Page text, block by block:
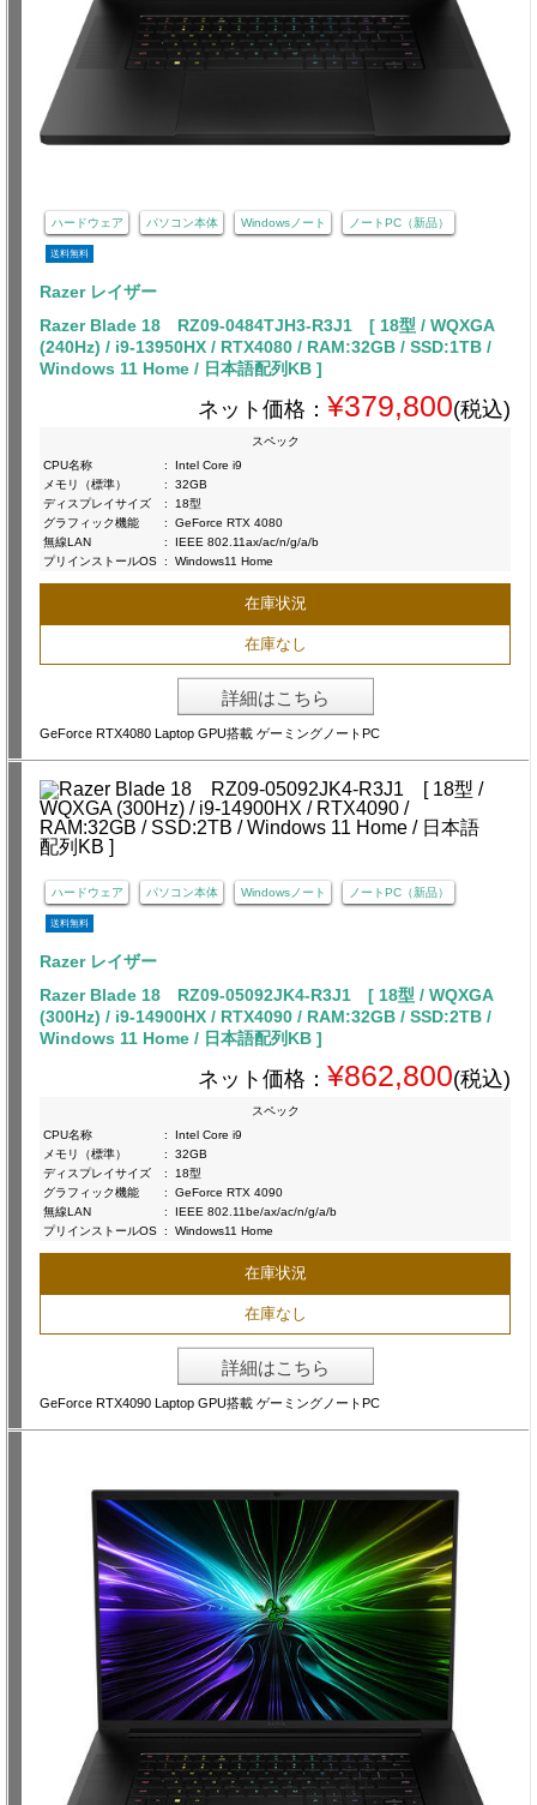
ハードウェア パソコン本体 Windowsノート ノートPC（新品）
送料無料
Razer レイザー
Razer Blade 18 RZ09-0484TJH3-R3J1 [ 18型 / WQXGA
(240Hz) / i9-13950HX / RTX4080 / RAM:32GB / SSD:1TB /
Windows 11 Home / 日本語配列KB ]
ネット価格： ¥379,800(税込)
スペック
CPU名称
:
Intel Core i9
メモリ（標準）
:
32GB
ディスプレイサイズ
:
18型
グラフィック機能
:
GeForce RTX 4080
無線LAN
:
IEEE 802.11ax/ac/n/g/a/b
プリインストールOS : Windows11 Home
在庫状況
在庫なし
詳細はこちら
GeForce RTX4080 Laptop GPU搭載 ゲーミングノートPC
ハードウェア パソコン本体 Windowsノート ノートPC（新品）
送料無料
Razer レイザー
Razer Blade 18 RZ09-05092JK4-R3J1 [ 18型 / WQXGA
(300Hz) / i9-14900HX / RTX4090 / RAM:32GB / SSD:2TB /
Windows 11 Home / 日本語配列KB ]
ネット価格： ¥862,800(税込)
スペック
CPU名称
:
Intel Core i9
メモリ（標準）
:
32GB
ディスプレイサイズ
:
18型
グラフィック機能
:
GeForce RTX 4090
無線LAN
:
IEEE 802.11be/ax/ac/n/g/a/b
プリインストールOS : Windows11 Home
在庫状況
在庫なし
詳細はこちら
GeForce RTX4090 Laptop GPU搭載 ゲーミングノートPC